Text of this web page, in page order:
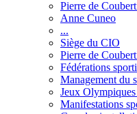
Pierre de
Anne Cuneo
...
Siège du CIO
Pierre de
Fédérations
Management du
Jeux Olympiques
Manifestations